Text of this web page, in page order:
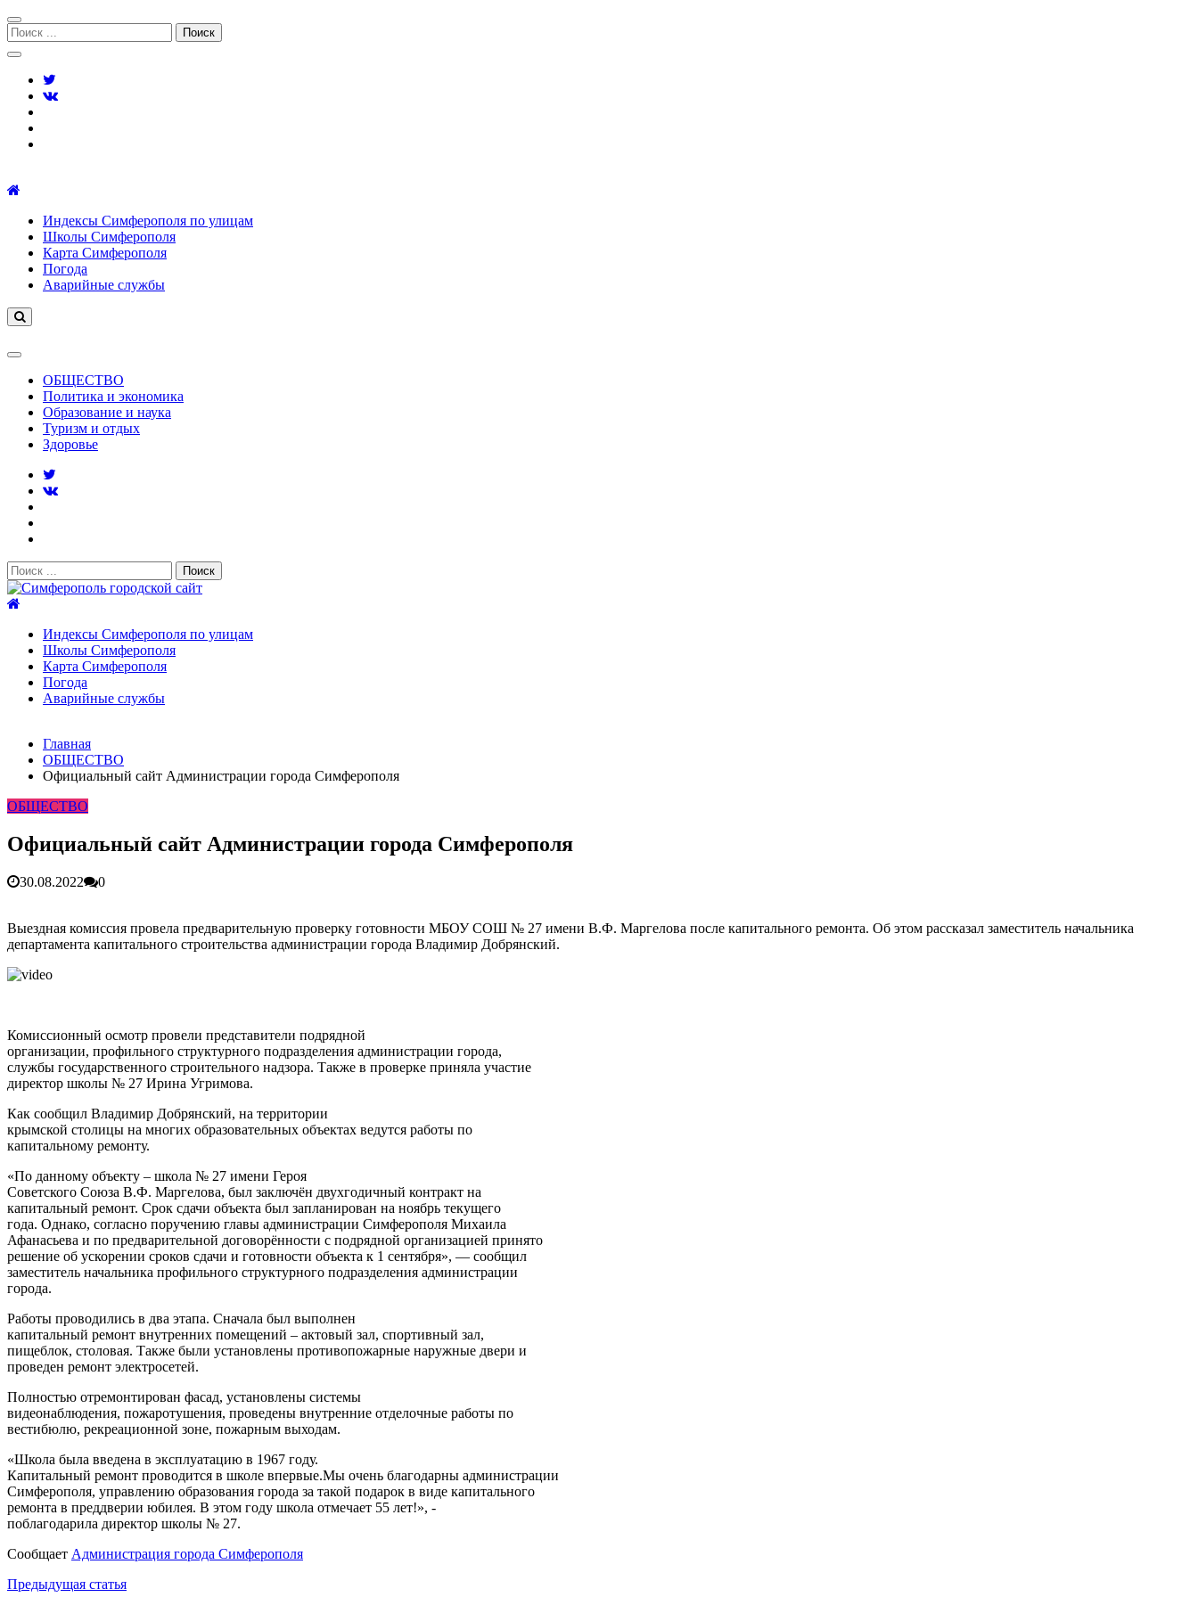
Перейти
к
навигации
Перейти
к
содержимому
Поиск:
Индексы Симферополя по улицам
Школы Симферополя
Карта Симферополя
Погода
Аварийные службы
ОБЩЕСТВО
Политика и экономика
Образование и наука
Туризм и отдых
Здоровье
Поиск:
Индексы Симферополя по улицам
Школы Симферополя
Карта Симферополя
Погода
Аварийные службы
После атаки БПЛА на поезд Москва–Симферополь в Крыму эвакуировали всех пассажиро...
Услуги дератизации в Симферополе и Крыму — цены, гарантия, выезд в день обращени...
Более 25 тысяч «квадратов» преобразятся в ближайшее время...
Главная
ОБЩЕСТВО
Официальный сайт Администрации города Симферополя
ОБЩЕСТВО
Официальный сайт Администрации города Симферополя
30.08.2022 0
Выездная комиссия провела предварительную проверку готовности МБОУ СОШ № 27 имени В.Ф. Маргелова после капитального ремонта. Об этом рассказал заместитель начальника
департамента капитального строительства администрации города Владимир Добрянский.
Комиссионный осмотр провели представители подрядной
организации, профильного структурного подразделения администрации города,
службы государственного строительного надзора. Также в проверке приняла участие
директор школы № 27 Ирина Угримова.
Как сообщил Владимир Добрянский, на территории
крымской столицы на многих образовательных объектах ведутся работы по
капитальному ремонту.
«По данному объекту – школа № 27 имени Героя
Советского Союза В.Ф. Маргелова, был заключён двухгодичный контракт на
капитальный ремонт. Срок сдачи объекта был запланирован на ноябрь текущего
года. Однако, согласно поручению главы администрации Симферополя Михаила
Афанасьева и по предварительной договорённости с подрядной организацией принято
решение об ускорении сроков сдачи и готовности объекта к 1 сентября», — сообщил
заместитель начальника профильного структурного подразделения администрации
города.
Работы проводились в два этапа. Сначала был выполнен
капитальный ремонт внутренних помещений – актовый зал, спортивный зал,
пищеблок, столовая. Также были установлены противопожарные наружные двери и
проведен ремонт электросетей.
Полностью отремонтирован фасад, установлены системы
видеонаблюдения, пожаротушения, проведены внутренние отделочные работы по
вестибюлю, рекреационной зоне, пожарным выходам.
«Школа была введена в эксплуатацию в 1967 году.
Капитальный ремонт проводится в школе впервые.Мы очень благодарны администрации
Симферополя, управлению образования города за такой подарок в виде капитального
ремонта в преддверии юбилея. В этом году школа отмечает 55 лет!», -
поблагодарила директор школы № 27.
Сообщает Администрация города Симферополя
Навигация
Предыдущая статья